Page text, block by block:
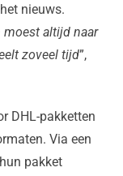
nieuws.
moest altijd naar
zoveel tijd”,
DHL-pakketten
Via een
pakket